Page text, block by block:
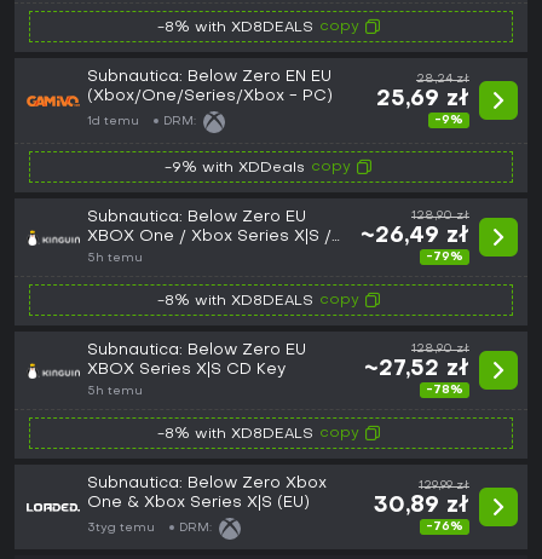
-8% with XD8DEALS copy
Subnautica: Below Zero EN EU
(Xbox/One/Series/Xbox - PC)
1d temu DRM:
28,24 zł
25,69 zł
-9%
-9% with XDDeals copy
Subnautica: Below Zero EU
XBOX One / Xbox Series X|S /
PC CD Key
5h temu
128,90 zł
~26,49 zł
-79%
-8% with XD8DEALS copy
Subnautica: Below Zero EU
XBOX Series X|S CD Key
5h temu
128,90 zł
~27,52 zł
-78%
-8% with XD8DEALS copy
Subnautica: Below Zero Xbox
One & Xbox Series X|S (EU)
3tyg temu DRM:
129,99 zł
30,89 zł
-76%